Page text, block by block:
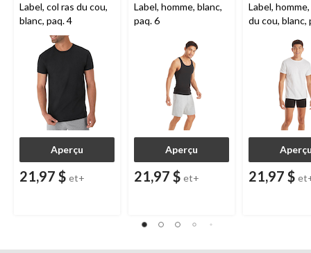
Label, col ras du cou,
blanc, paq. 4
Aperçu
21,97 $ et+
Label, homme, blanc,
paq. 6
Aperçu
21,97 $ et+
Label,
du cou, blanc,
21,97 $